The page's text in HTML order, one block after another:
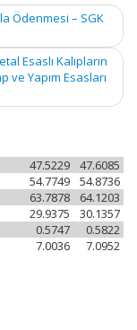
Ödenmesi – SGK
Esaslı Kalıpların
ve Yapım Esasları
47.6085
47.5229
54.8736
54.7749
64.1203
63.7878
30.1357
29.9375
0.5822
0.5747
7.0952
7.0036